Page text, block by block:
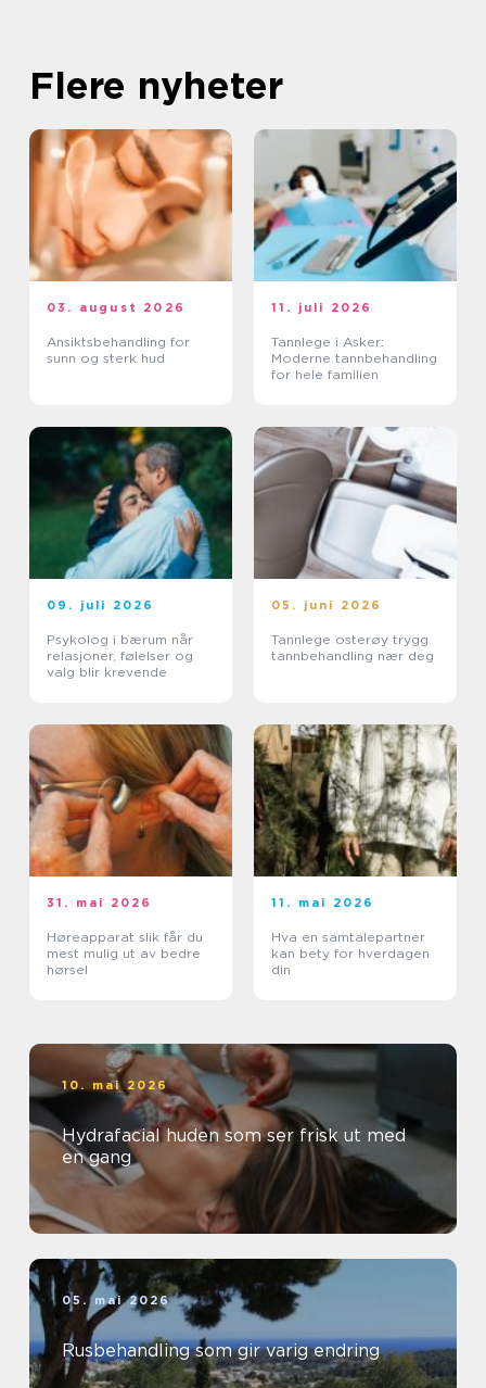
Flere nyheter
03. august 2026
Ansiktsbehandling for
sunn og sterk hud
11. juli 2026
Tannlege i Asker:
Moderne tannbehandling
for hele familien
09. juli 2026
Psykolog i bærum når
relasjoner, følelser og
valg blir krevende
05. juni 2026
Tannlege osterøy trygg
tannbehandling nær deg
31. mai 2026
Høreapparat slik får du
mest mulig ut av bedre
hørsel
11. mai 2026
Hva en samtalepartner
kan bety for hverdagen
din
10. mai 2026
Hydrafacial huden som ser frisk ut med
en gang
05. mai 2026
Rusbehandling som gir varig endring